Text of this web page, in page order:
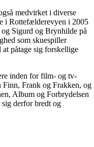
medvirket i diverse
i Rottefælderevyen i 2005
Sigurd og Brynhilde på
som skuespiller
påtage sig forskellige
inden for film- og tv-
Frank og Frakken, og
Album og Forbrydelsen
derfor bredt og